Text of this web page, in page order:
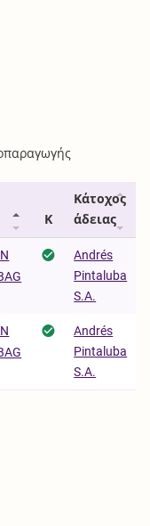
Κ
Κάτοχος
άδειας
Andrés
Pintaluba
S.A.
Andrés
Pintaluba
S.A.